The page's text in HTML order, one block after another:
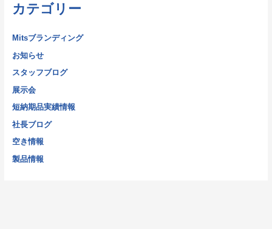
カテゴリー
Mitsブランディング
お知らせ
スタッフブログ
展示会
短納期品実績情報
社長ブログ
空き情報
製品情報